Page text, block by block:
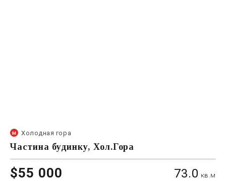
Холодная гора
Частина будинку, Хол.Гора
$55 000 73.0 кв.м